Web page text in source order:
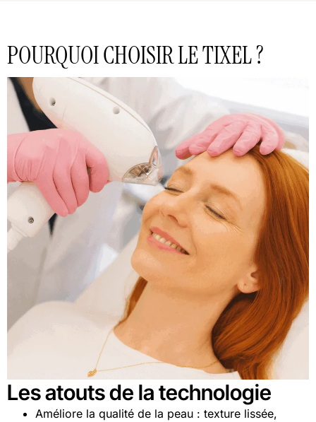
POURQUOI CHOISIR LE TIXEL ?
Les atouts de la technologie
Améliore la qualité de la peau : texture lissée,